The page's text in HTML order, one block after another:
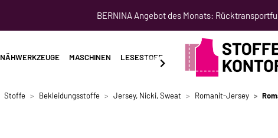
BERNINA Angebot des Monats:
NÄHWERKZEUGE MASCHINEN LESESTOFF SCHNITTMUSTER
Stoffe Bekleidungsstoffe Jersey, Nicki, Sweat Romanit-Jersey